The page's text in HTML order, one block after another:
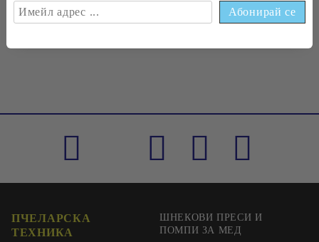
€033 065лв.
ПЧЕЛАРСКА
ТЕХНИКА
ШНЕКОВИ ПРЕСИ И
ПОМПИ ЗА МЕД